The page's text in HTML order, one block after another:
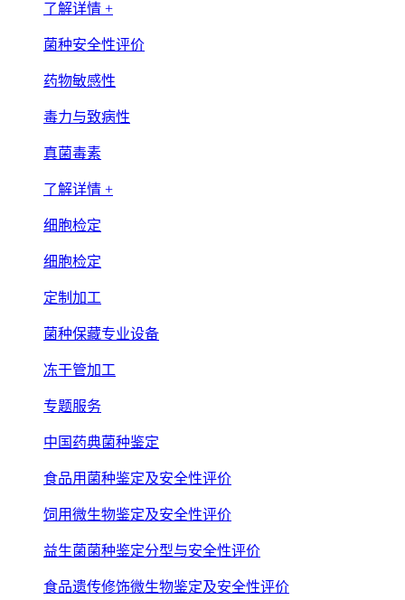
了解详情 +
菌种安全性评价
药物敏感性
毒力与致病性
真菌毒素
了解详情 +
细胞检定
细胞检定
定制加工
菌种保藏专业设备
冻干管加工
专题服务
中国药典菌种鉴定
食品用菌种鉴定及安全性评价
饲用微生物鉴定及安全性评价
益生菌菌种鉴定分型与安全性评价
食品遗传修饰微生物鉴定及安全性评价